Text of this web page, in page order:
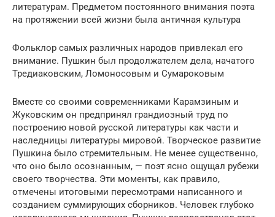
литературам. Предметом постоянного внимания поэта
на протяжении всей жизни была античная культура
Фольклор самых различных народов привлекал его
внимание. Пушкин был продолжателем дела, начатого
Тредиаковским, Ломоносовым и Сумароковым
Вместе со своими современниками Карамзиным и
Жуковским он предпринял грандиозный труд по
построению новой русской литературы как части и
наследницы литературы мировой. Творческое развитие
Пушкина было стремительным. Не менее существенно,
что оно было осознанным, — поэт ясно ощущал рубежи
своего творчества. Эти моменты, как правило,
отмечены итоговыми пересмотрами написанного и
созданием суммирующих сборников. Человек глубоко